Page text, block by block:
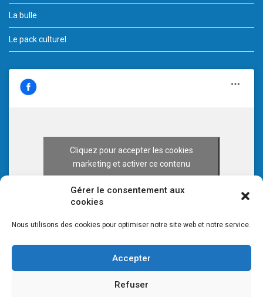
Gérer le consentement aux
cookies
Nous utilisons des cookies pour optimiser notre site web et notre service.
Accepter
Refuser
La bulle
Le pack culturel
Cliquez pour accepter les cookies
marketing et activer ce contenu